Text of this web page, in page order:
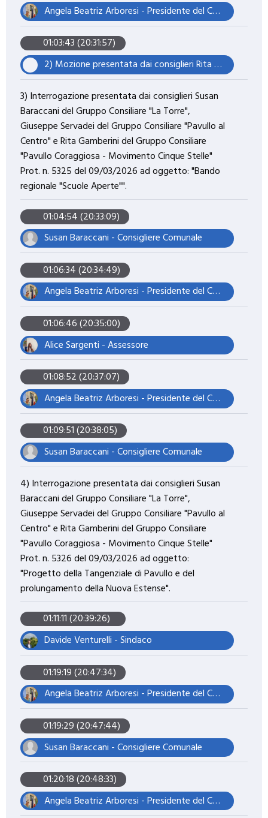
Angela Beatriz Arboresi - Presidente del Consiglio Comunale
01:03:43 (20:31:57)
2) Mozione presentata dai consiglieri Rita Gamberini del Gruppo Consiliare "Pavullo Coraggiosa - Movimento Cinque Stelle", Giuseppe Servadei del Gruppo Consiliare "Pavullo al Centro" e Susan Baraccani del Gruppo Consiliare "La Torre" Prot. n. 5313 del 09/03/2026 ad oggetto: "Collocazione di una panchina di colore giallo sul territorio comunale di Pavullo nel Frignano a sostegno della campagna Verità e Giustizia per Giulio Regeni".
3) Interrogazione presentata dai consiglieri Susan
Baraccani del Gruppo Consiliare "La Torre",
Giuseppe Servadei del Gruppo Consiliare "Pavullo al
Centro" e Rita Gamberini del Gruppo Consiliare
"Pavullo Coraggiosa - Movimento Cinque Stelle"
Prot. n. 5325 del 09/03/2026 ad oggetto: "Bando
regionale "Scuole Aperte"".
01:04:54 (20:33:09)
Susan Baraccani - Consigliere Comunale
01:06:34 (20:34:49)
Angela Beatriz Arboresi - Presidente del Consiglio Comunale
01:06:46 (20:35:00)
Alice Sargenti - Assessore
01:08:52 (20:37:07)
Angela Beatriz Arboresi - Presidente del Consiglio Comunale
01:09:51 (20:38:05)
Susan Baraccani - Consigliere Comunale
4) Interrogazione presentata dai consiglieri Susan
Baraccani del Gruppo Consiliare "La Torre",
Giuseppe Servadei del Gruppo Consiliare "Pavullo al
Centro" e Rita Gamberini del Gruppo Consiliare
"Pavullo Coraggiosa - Movimento Cinque Stelle"
Prot. n. 5326 del 09/03/2026 ad oggetto:
"Progetto della Tangenziale di Pavullo e del
prolungamento della Nuova Estense".
01:11:11 (20:39:26)
Davide Venturelli - Sindaco
01:19:19 (20:47:34)
Angela Beatriz Arboresi - Presidente del Consiglio Comunale
01:19:29 (20:47:44)
Susan Baraccani - Consigliere Comunale
01:20:18 (20:48:33)
Angela Beatriz Arboresi - Presidente del Consiglio Comunale